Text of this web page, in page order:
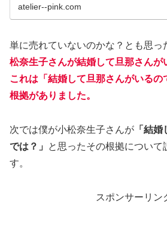
atelier--pink.com
単に売れていないのかな？とも思っ
松奈生子さんが結婚して旦那さんが
これは「結婚して旦那さんがいるの
根拠がありました。
次では僕が小松奈生子さんが 「結
では？」
と思ったその根拠について
す。
スポンサーリン